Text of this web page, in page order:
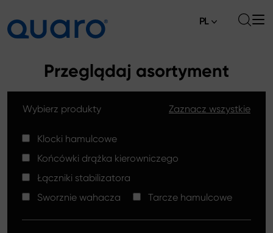
Klocki hamulcowe
Tarcze hamulcowe High Carbon
Końcówki drążków kierowniczych
Klocki hamulcowe Silver Ceramic
Aktualności
Gdzie kupić
Kontakt
PL
Przeglądaj asortyment
Wybierz produkty Zaznacz wszystkie
Klocki hamulcowe
Końcówki drążka kierowniczego
Łączniki stabilizatora
Sworznie wahacza
Tarcze hamulcowe